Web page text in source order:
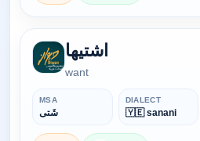
اشتيها
want
MSA
شَتى
DIALECT
🇾🇪 sanani